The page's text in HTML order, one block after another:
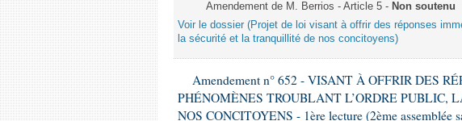
Amendement de M. Berrios - Article 5 - Non soutenu
Voir le dossier (Projet de loi visant à offrir des réponses
la sécurité et la tranquillité de nos concitoyens)
Amendement n° 652 - VISANT À OFFRIR DES
PHÉNOMÈNES TROUBLANT L’ORDRE
NOS CONCITOYENS - 1ère lecture (2ème assemblée